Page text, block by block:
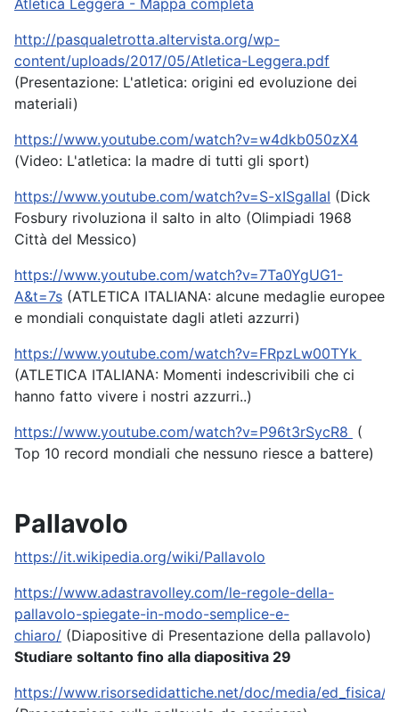
http://pasqualetrotta.altervista.org/wp-
content/uploads/2017/05/Atletica-Leggera.pdf
(Presentazione: L'atletica: origini ed evoluzione dei
materiali)
https://www.youtube.com/watch?v=w4dkb050zX4
(Video: L'atletica: la madre di tutti gli sport)
https://www.youtube.com/watch?v=S-xISgaIlaI (Dick
Fosbury rivoluziona il salto in alto (Olimpiadi 1968
Città del Messico)
https://www.youtube.com/watch?v=7Ta0YgUG1-
A&t=7s (ATLETICA ITALIANA: alcune medaglie europee
e mondiali conquistate dagli atleti azzurri)
https://www.youtube.com/watch?v=FRpzLw00TYk
(ATLETICA ITALIANA: Momenti indescrivibili che ci
hanno fatto vivere i nostri azzurri..)
https://www.youtube.com/watch?v=P96t3rSycR8 (
Top 10 record mondiali che nessuno riesce a battere)
Pallavolo
https://it.wikipedia.org/wiki/Pallavolo
https://www.adastravolley.com/le-regole-della-
pallavolo-spiegate-in-modo-semplice-e-
chiaro/ (Diapositive di Presentazione della pallavolo)
Studiare soltanto fino alla diapositiva 29
https://www.risorsedidattiche.net/doc/media/ed_fisica/